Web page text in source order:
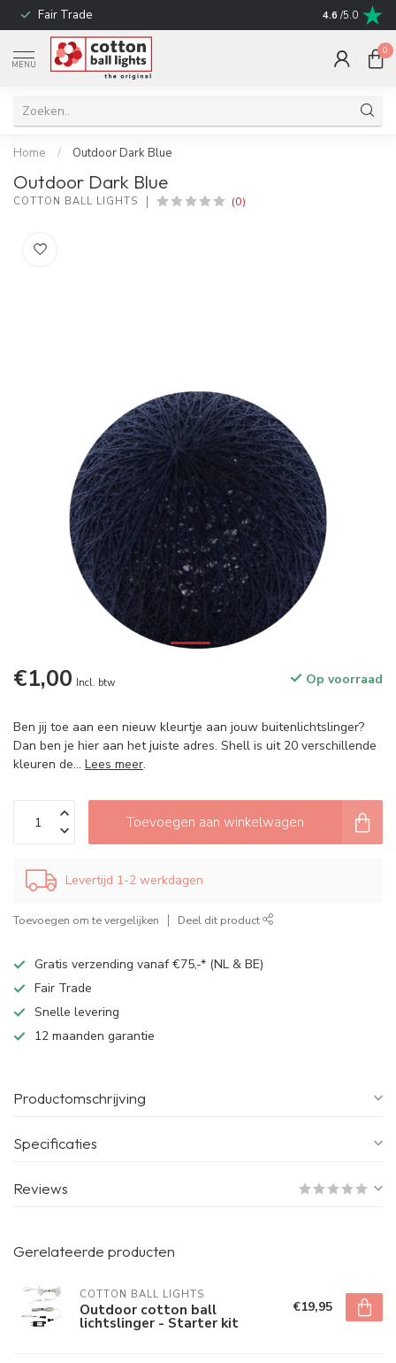
Fair Trade Snelle
4.6 /5.0
MENU
0
Home / Outdoor Dark Blue
Outdoor Dark Blue
COTTON BALL LIGHTS (0)
€1,00 Incl. btw Op voorraad
Ben jij toe aan een nieuw kleurtje aan jouw buitenlichtslinger?
Dan ben je hier aan het juiste adres. Shell is uit 20 verschillende
kleuren de... Lees meer.
Toevoegen aan winkelwagen
Levertijd 1-2 werkdagen
Toevoegen om te vergelijken Deel dit product
Gratis verzending vanaf €75,-* (NL & BE)
Fair Trade
Snelle levering
12 maanden garantie
Productomschrijving
Specificaties
Reviews
Gerelateerde producten
COTTON BALL LIGHTS
Outdoor cotton ball
lichtslinger - Starter kit
€19,95